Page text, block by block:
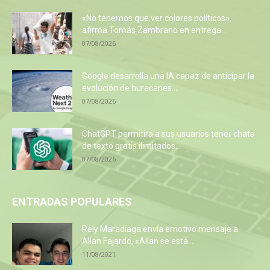
«No tenemos que ver colores políticos»,
afirma Tomás Zambrano en entrega...
07/08/2026
Google desarrolla una IA capaz de anticipar la
evolución de huracanes...
07/08/2026
ChatGPT permitirá a sus usuarios tener chats
de texto gratis ilimitados...
07/08/2026
ENTRADAS POPULARES
Rely Maradiaga envía emotivo mensaje a
Allan Fajardo, «Allan se está...
11/08/2021